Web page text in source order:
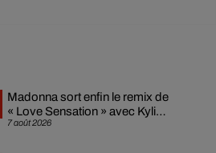
7 août 2026
Madonna sort enfin le remix de
« Love Sensation » avec Kylie
Minogue